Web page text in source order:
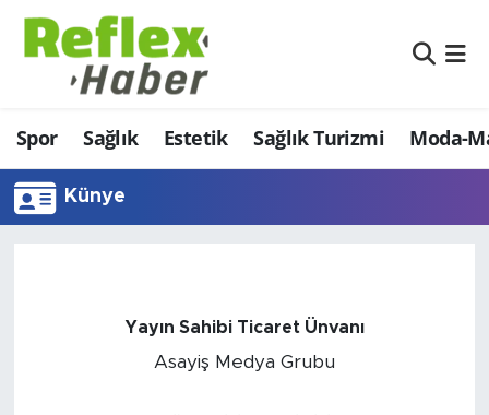
Spor Sağlık Estetik Sağlık Turizmi Moda-
Künye
Yayın Sahibi Ticaret Ünvanı
Asayiş Medya Grubu
Eğitim
Estetik
Firmalardan
Moda-Magazin-Eğlence
Nöbetçi Eczaneler
Hava Durumu
Namaz Vakitleri
Tüm Manşetler